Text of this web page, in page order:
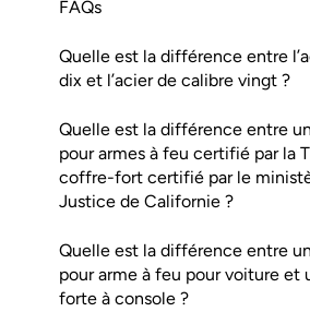
FAQs
Quelle est la différence entre
dix et l’acier de calibre vingt ?
Quelle est la différence entre
pour armes à feu certifié par la
coffre-fort certifié par le
Justice de Californie ?
Quelle est la différence entre
pour arme à feu pour voiture et
forte à console ?